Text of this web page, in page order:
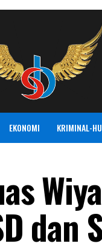
EKONOMI KRIMINAL-
dan